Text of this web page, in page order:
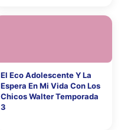
El Eco Adolescente Y La
Espera En Mi Vida Con Los
Chicos Walter Temporada
3